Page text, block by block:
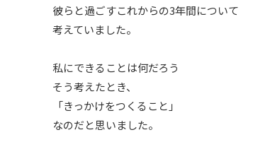
彼らと過ごすこれからの3年間について
考えていました。
私にできることは何だろう
そう考えたとき、
「きっかけをつくること」
なのだと思いました。